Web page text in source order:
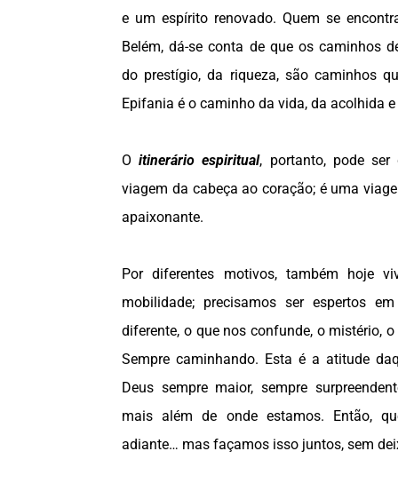
e um espírito renovado. Quem se
Belém, dá-se conta de que os caminhos
do prestígio, da riqueza, são caminhos
Epifania é o caminho da vida, da acolhida
Oitinerário espiritual, portanto, pode ser
viagem da cabeça ao coração; é uma
apaixonante.
Por diferentes motivos, também hoje
mobilidade; precisamos ser espertos
diferente, o que nos confunde, o mistério,
Sempre caminhando. Esta é a atitude
Deus sempre maior, sempre
mais além de onde estamos. Então,
adiante… mas façamos isso juntos, sem